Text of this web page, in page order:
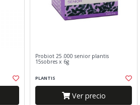
Probiot 25.000 senior plantis
15sobres x 6g
PLANTIS
Ver precio